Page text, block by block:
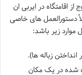
اقامتگاه در ایربی ان
دستورالعمل های خاصی
زیر باشد:
زباله ها).
شده در یک مکان